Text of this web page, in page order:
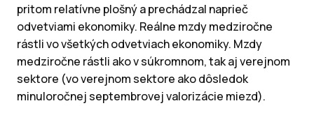
pritom relatívne plošný a prechádzal naprieč
odvetviami ekonomiky. Reálne mzdy medziročne
rástli vo všetkých odvetviach ekonomiky. Mzdy
medziročne rástli ako v súkromnom, tak aj verejnom
sektore (vo verejnom sektore ako dôsledok
minuloročnej septembrovej valorizácie miezd).